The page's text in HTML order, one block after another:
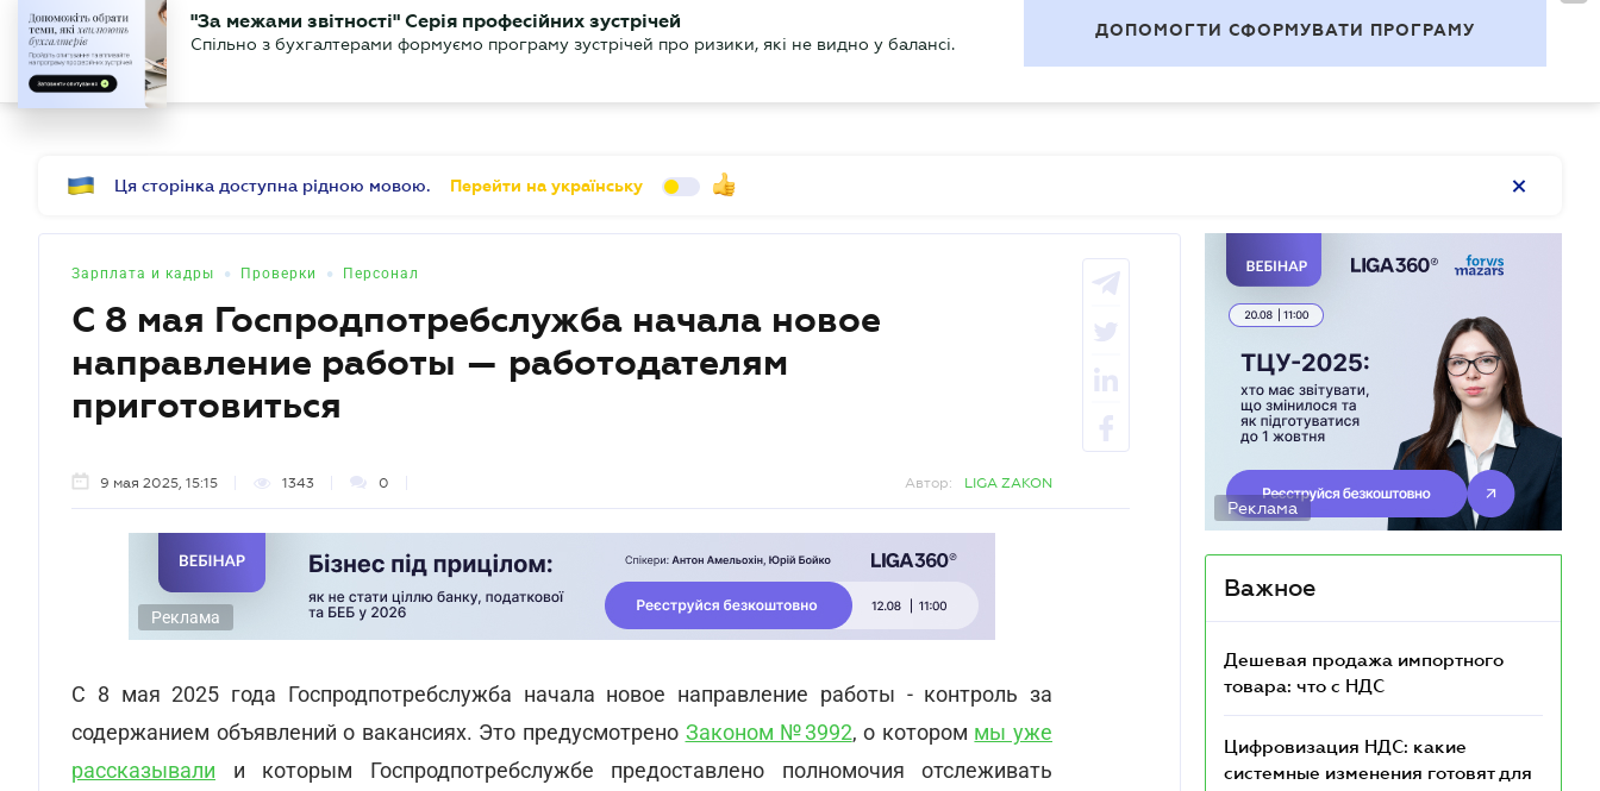
БИЗНЕСУ ЮРИСТУ БУХГАЛТЕРУ RU
БУХГАЛТЕР.UA
"За межами звітності" Серія професійних зустрічей ДОПОМОГТИ СФОРМУВАТИ ПРОГРАМУ
Ця сторінка доступна рідною мовою. Перейти на українську
Зарплата и кадры • Проверки • Персонал
С 8 мая Госпродпотребслужба начала новое
направление работы — работодателям
приготовиться
9 мая 2025, 15:15 1343 0 Автор: LIGA ZAKON
Реклама
С 8 мая 2025 года Госпродпотребслужба начала новое направление работы - контроль за
содержанием объявлений о вакансиях. Это предусмотреноЗаконом №3992, о котороммы уже
рассказывали и которым Госпродпотребслужбе предоставлено полномочия отслеживать
Реклама
Важное
Дешевая продажа импортного
товара: что c НДС
Цифровизация НДС: какие
системные изменения готовят для